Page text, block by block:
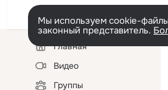
Мы используем cookie-
законный представитель.
Левая
колонкаГлавная
Видео
Группы